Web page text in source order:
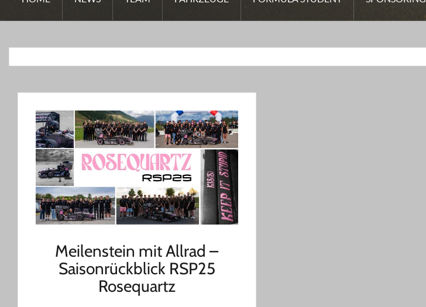
Meilenstein mit Allrad –
Saisonrückblick RSP25
Rosequartz